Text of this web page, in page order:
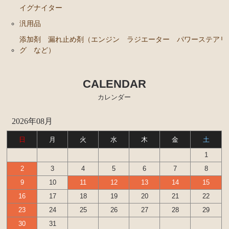
冷却パーツ（ポンプ サーモスタット ファン ファ
ンカップリング ホース類 など）
ブレーキパーツ（マスターシリンダー リペアキッ
ト ホース など）
ーズシリンダー オーバーホールキット など）
ステアリングパーツ（各種リペアキット ラックブー
燃料パーツ（ポンプ フィルター ダンパー センダ
ーゲージなど）
カローラ スプリンター カローラFX
エンジンパーツ 4A-GELU
80年代、90年代その他
イグナイター
汎用品
添加剤 漏れ止め剤（エンジン ラジエーター パワーステアリ
グ など）
CALENDAR
カレンダー
2026年08月
日 月 火 水 木 金
土
1
2
3 4 5 6 7
8
9
10 11 12 13 14
15
16
17 18 19 20 21
22
23
24 25 26 27 28
29
30
31